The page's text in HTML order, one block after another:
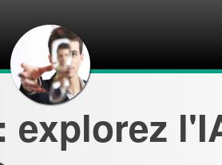
explorez